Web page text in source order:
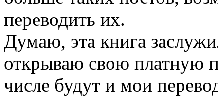
переводить их.
Думаю, эта книга
открываю свою платную
числе будут и мои